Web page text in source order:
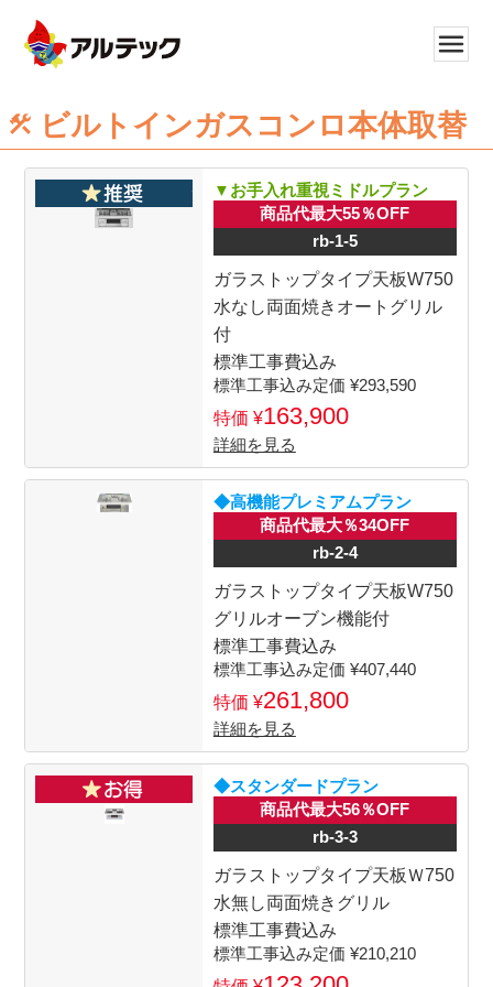
ビルトインガスコンロ本体取替
▼お手入れ重視ミドルプラン
商品代最大55％OFF
rb-1-5
ガラストップタイプ天板W750
水なし両面焼きオートグリル
付
標準工事費込み
293,590
163,900
詳細を見る
◆高機能プレミアムプラン
商品代最大％34OFF
rb-2-4
ガラストップタイプ天板W750
グリルオーブン機能付
標準工事費込み
407,440
261,800
詳細を見る
◆スタンダードプラン
商品代最大56％OFF
rb-3-3
ガラストップタイプ天板Ｗ750
水無し両面焼きグリル
標準工事費込み
210,210